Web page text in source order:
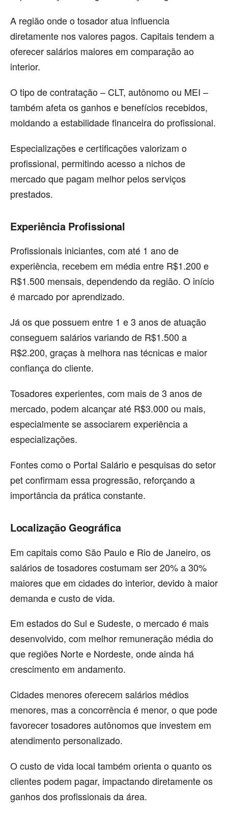
A região onde o tosador atua influencia
diretamente nos valores pagos. Capitais tendem a
oferecer salários maiores em comparação ao
interior.
O tipo de contratação – CLT, autônomo ou MEI –
também afeta os ganhos e benefícios recebidos,
moldando a estabilidade financeira do profissional.
Especializações e certificações valorizam o
profissional, permitindo acesso a nichos de
mercado que pagam melhor pelos serviços
prestados.
Experiência Profissional
Profissionais iniciantes, com até 1 ano de
experiência, recebem em média entre R$1.200 e
R$1.500 mensais, dependendo da região. O início
é marcado por aprendizado.
Já os que possuem entre 1 e 3 anos de atuação
conseguem salários variando de R$1.500 a
R$2.200, graças à melhora nas técnicas e maior
confiança do cliente.
Tosadores experientes, com mais de 3 anos de
mercado, podem alcançar até R$3.000 ou mais,
especialmente se associarem experiência a
especializações.
Fontes como o Portal Salário e pesquisas do setor
pet confirmam essa progressão, reforçando a
importância da prática constante.
Localização Geográfica
Em capitais como São Paulo e Rio de Janeiro, os
salários de tosadores costumam ser 20% a 30%
maiores que em cidades do interior, devido à maior
demanda e custo de vida.
Em estados do Sul e Sudeste, o mercado é mais
desenvolvido, com melhor remuneração média do
que regiões Norte e Nordeste, onde ainda há
crescimento em andamento.
Cidades menores oferecem salários médios
menores, mas a concorrência é menor, o que pode
favorecer tosadores autônomos que investem em
atendimento personalizado.
O custo de vida local também orienta o quanto os
clientes podem pagar, impactando diretamente os
ganhos dos profissionais da área.